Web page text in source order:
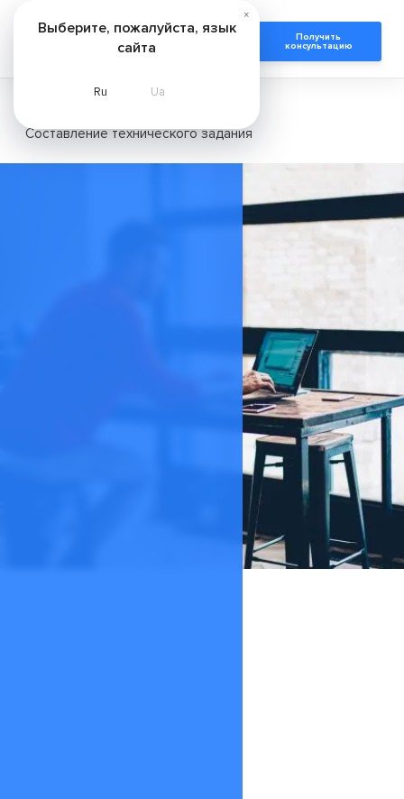
Получить
консультацию
Составление технического задания
×
Выберите, пожалуйста, язык
сайта
Ru Ua